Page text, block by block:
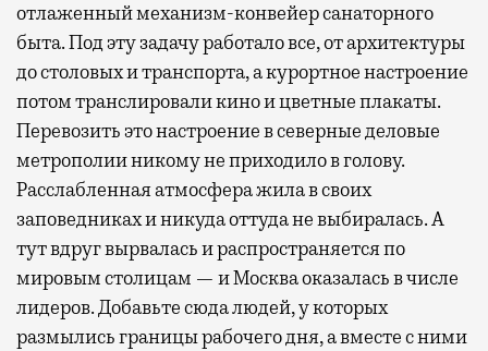
отлаженный механизм-конвейер санаторного
быта. Под эту задачу работало все, от архитектуры
до столовых и транспорта, а курортное настроение
потом транслировали кино и цветные плакаты.
Перевозить это настроение в северные деловые
метрополии никому не приходило в голову.
Расслабленная атмосфера жила в своих
заповедниках и никуда оттуда не выбиралась. А
тут вдруг вырвалась и распространяется по
мировым столицам — и Москва оказалась в числе
лидеров. Добавьте сюда людей, у которых
размылись границы рабочего дня, а вместе с ними